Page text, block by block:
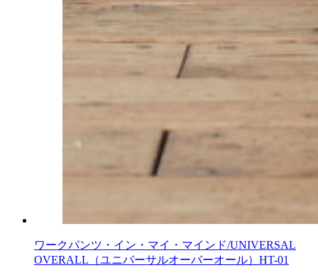
ワークパンツ・イン・マイ・マインド/UNIVERSAL
OVERALL（ユニバーサルオーバーオール）HT-01